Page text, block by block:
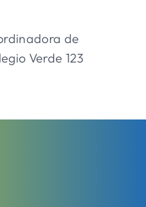
de
Verde 123